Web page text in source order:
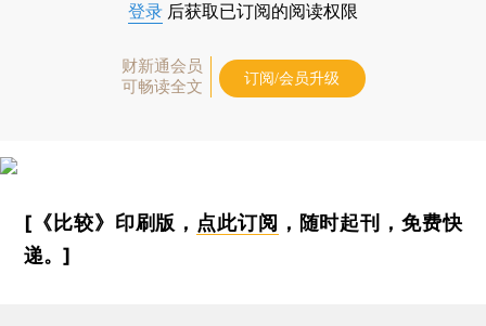
登录 后获取已订阅的阅读权限
财新通会员
可畅读全文
订阅/会员升级
[《比较》印刷版， 点此订阅 ，随时起刊，免费快
递。]